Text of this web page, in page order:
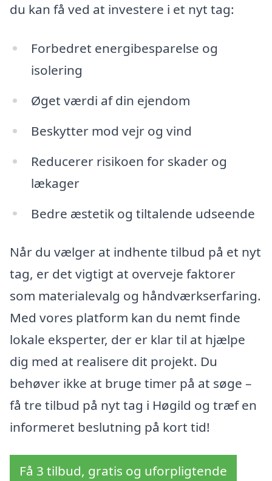
du kan få ved at investere i et nyt tag:
Forbedret energibesparelse og
isolering
Øget værdi af din ejendom
Beskytter mod vejr og vind
Reducerer risikoen for skader og
lækager
Bedre æstetik og tiltalende udseende
Når du vælger at indhente tilbud på et nyt
tag, er det vigtigt at overveje faktorer
som materialevalg og håndværkserfaring.
Med vores platform kan du nemt finde
lokale eksperter, der er klar til at hjælpe
dig med at realisere dit projekt. Du
behøver ikke at bruge timer på at søge –
få tre tilbud på nyt tag i Høgild og træf en
informeret beslutning på kort tid!
Få 3 tilbud, gratis og uforpligtende